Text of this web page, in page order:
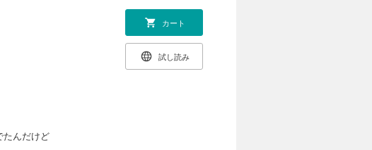
カート
試し読み
たんだけど